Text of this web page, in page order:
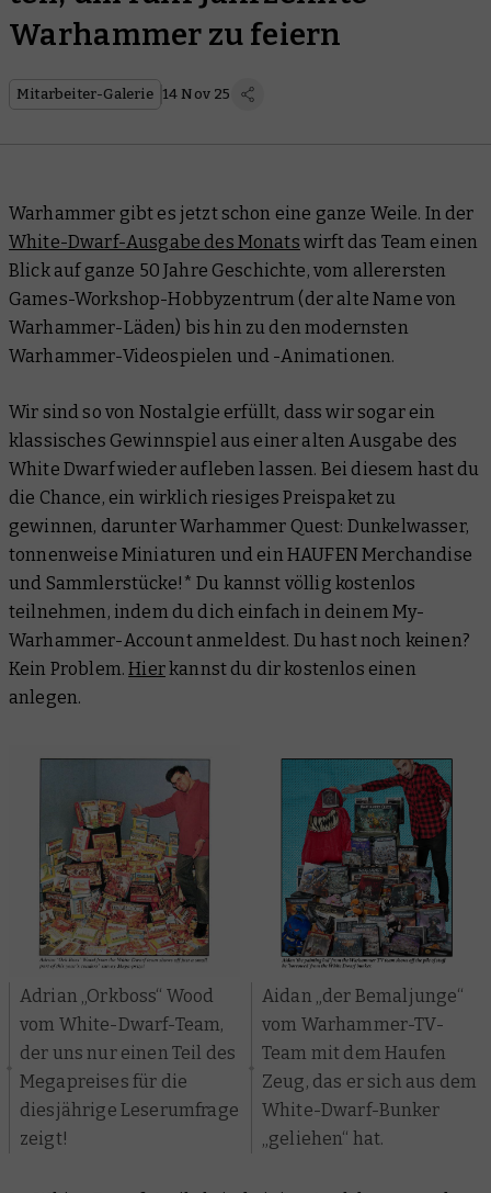
Warhammer zu feiern
Mitarbeiter-Galerie 14 Nov 25
Warhammer gibt es jetzt schon eine ganze Weile. In der
White-Dwarf-Ausgabe des Monats wirft das Team einen
Blick auf ganze 50 Jahre Geschichte, vom allerersten
Games-Workshop-Hobbyzentrum (der alte Name von
Warhammer-Läden) bis hin zu den modernsten
Warhammer-Videospielen und -Animationen.
Wir sind so von Nostalgie erfüllt, dass wir sogar ein
klassisches Gewinnspiel aus einer alten Ausgabe des
White Dwarf wieder aufleben lassen. Bei diesem hast du
die Chance, ein wirklich riesiges Preispaket zu
gewinnen, darunter Warhammer Quest: Dunkelwasser,
tonnenweise Miniaturen und ein HAUFEN Merchandise
und Sammlerstücke!* Du kannst völlig kostenlos
teilnehmen, indem du dich einfach in deinem My-
Warhammer-Account anmeldest. Du hast noch keinen?
Kein Problem.Hierkannst du dir kostenlos einen
anlegen.
Adrian „Orkboss“ Wood
vom White-Dwarf-Team,
der uns nur einen Teil des
Megapreises für die
diesjährige Leserumfrage
zeigt!
Aidan „der Bemaljunge“
vom Warhammer-TV-
Team mit dem Haufen
Zeug, das er sich aus dem
White-Dwarf-Bunker
„geliehen“ hat.